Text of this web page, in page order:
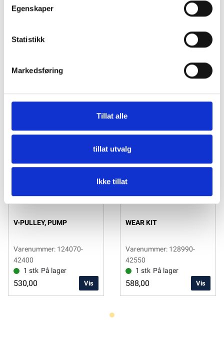
Egenskaper
Statistikk
Markedsføring
Tillat alle
tillat utvalg
Ikke tillat
V-PULLEY, PUMP
Varenummer: 124070-
42400
1 stk På lager
530,00 Vis
WEAR KIT
Varenummer: 128990-
42550
1 stk På lager
588,00 Vis